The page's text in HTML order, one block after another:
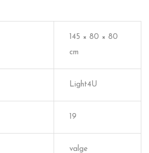
145 × 80 × 80
cm
Light4U
19
valge